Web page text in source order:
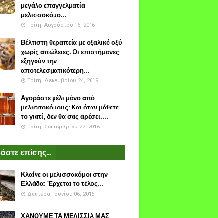
μεγάλο επαγγελματία
μελισσοκόμο...
Τρίτη, Αυγούστου 16, 2016
Βέλτιστη θεραπεία με οξαλικό οξύ
χωρίς απώλειες. Οι επιστήμονες
εξηγούν την
αποτελεσματικότερη...
Τρίτη, Δεκεμβρίου 24, 2019
Αγοράστε μέλι μόνο από
μελισσοκόμους: Και όταν μάθετε
το γιατί, δεν θα σας αρέσει....
Τρίτη, Σεπτεμβρίου 27, 2016
επίσης...
Κλαίνε οι μελισσοκόμοι στην
Ελλάδα: Έρχεται το τέλος...
Δευτέρα, Ιουνίου 06, 2016
ΧΑΝΟΥΜΕ ΤΑ ΜΕΛΙΣΣΙΑ ΜΑΣ